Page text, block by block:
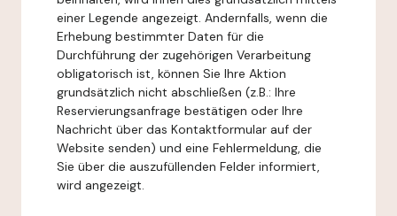
einer Legende angezeigt. Andernfalls, wenn die
Erhebung bestimmter Daten für die
Durchführung der zugehörigen Verarbeitung
obligatorisch ist, können Sie Ihre Aktion
grundsätzlich nicht abschließen (z.B.: Ihre
Reservierungsanfrage bestätigen oder Ihre
Nachricht über das Kontaktformular auf der
Website senden) und eine Fehlermeldung, die
Sie über die auszufüllenden Felder informiert,
wird angezeigt.